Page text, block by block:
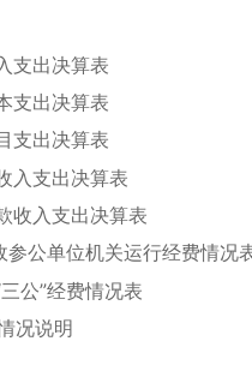
支出决算表
支出决算表
支出决算表
入支出决算表
收入支出决算表
参公单位机关运行经费情况
公”经费情况表
况说明